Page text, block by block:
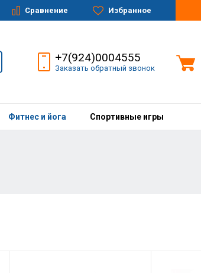
Сравнение Избранное
+7(924)0004555
Заказать обратный звонок
Фитнес и йога Спортивные игры